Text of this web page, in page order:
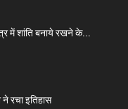
में शांति बनाये रखने के...
रचा इतिहास